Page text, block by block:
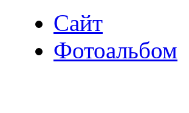
Сайт
Фотоальбом